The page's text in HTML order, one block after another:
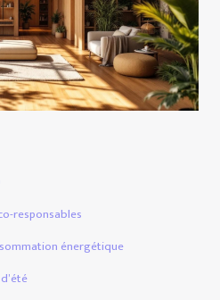
responsables
énergétique